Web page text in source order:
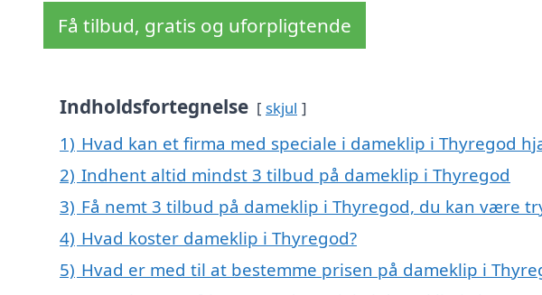
Få tilbud, gratis og uforpligtende
Indholdsfortegnelse skjul
1) Hvad kan et firma med speciale i dameklip i Thyregod
2) Indhent altid mindst 3 tilbud på dameklip i Thyregod
3) Få nemt 3 tilbud på dameklip i Thyregod, du kan være
4) Hvad koster dameklip i Thyregod?
5) Hvad er med til at bestemme prisen på dameklip i